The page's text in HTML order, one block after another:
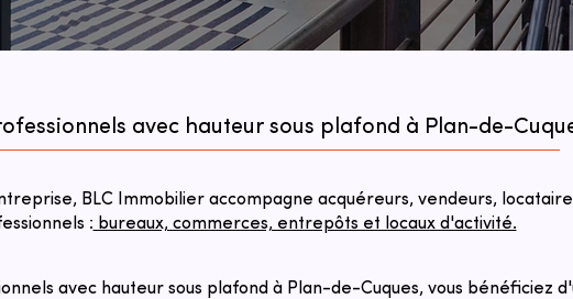
avec hauteur sous plafond à Plan-de-
BLC Immobilier accompagne acquéreurs, vendeurs,
: bureaux, commerces, entrepôts et locaux d'activité.
avec hauteur sous plafond à Plan-de-Cuques, vous bénéficiez